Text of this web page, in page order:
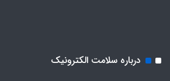
درباره سلامت الکترونیک